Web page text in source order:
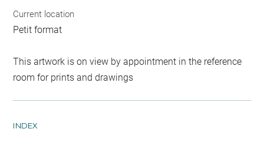
Current location
Petit format
This artwork is on view by appointment in the reference
room for prints and drawings
INDEX